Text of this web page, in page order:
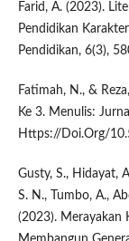
Farid, A. (2023).
Pendidikan
Pendidikan, 6(3),
Fatimah, N., &
Ke 3. Menulis:
Https://Doi.Org/
Gusty, S., Hidayat,
S. N., Tumbo, A.,
(2023). Merayakan